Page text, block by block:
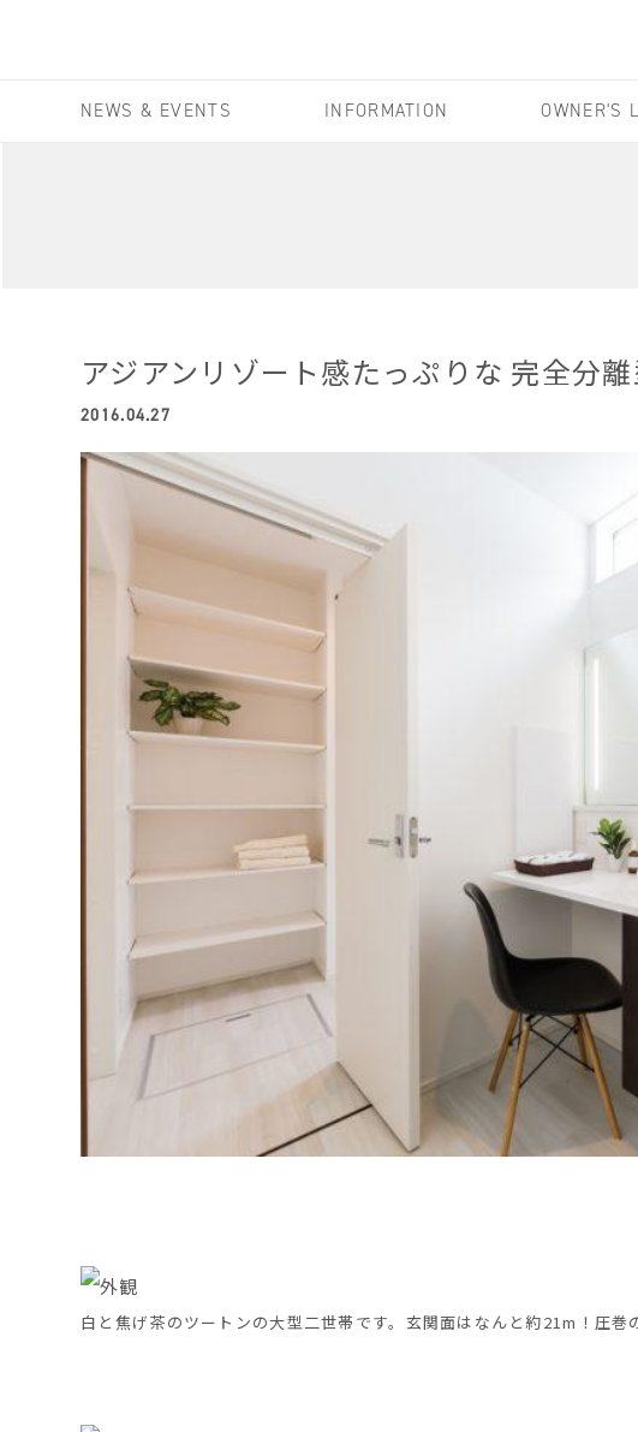
NEWS & EVENTS INFORMATION OWNER'S
アジアンリゾート感たっぷりな 完全分
2016.04.27
白と焦げ茶のツートンの大型二世帯です。玄関面はなんと約21m！圧巻